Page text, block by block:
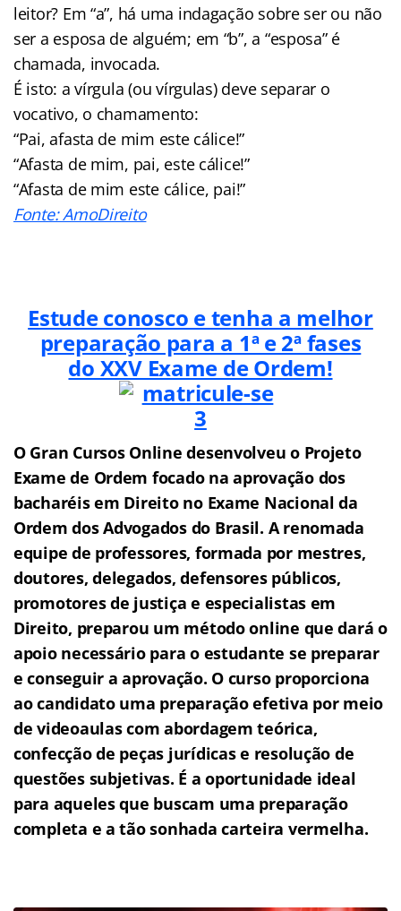
leitor? Em “a”, há uma indagação sobre ser ou não
ser a esposa de alguém; em “b”, a “esposa” é
chamada, invocada.
É isto: a vírgula (ou vírgulas) deve separar o
vocativo, o chamamento:
“Pai, afasta de mim este cálice!”
“Afasta de mim, pai, este cálice!”
“Afasta de mim este cálice, pai!”
Fonte: AmoDireito
Estude conosco e tenha a melhor
preparação para a 1ª e 2ª fases
do XXV Exame de Ordem!
O Gran Cursos Online desenvolveu o Projeto
Exame de Ordem focado na aprovação dos
bacharéis em Direito no Exame Nacional da
Ordem dos Advogados do Brasil. A renomada
equipe de professores, formada por mestres,
doutores, delegados, defensores públicos,
promotores de justiça e especialistas em
Direito, preparou um método online que dará o
apoio necessário para o estudante se preparar
e conseguir a aprovação. O curso proporciona
ao candidato uma preparação efetiva por meio
de videoaulas com abordagem teórica,
confecção de peças jurídicas e resolução de
questões subjetivas. É a oportunidade ideal
para aqueles que buscam uma preparação
completa e a tão sonhada carteira vermelha.